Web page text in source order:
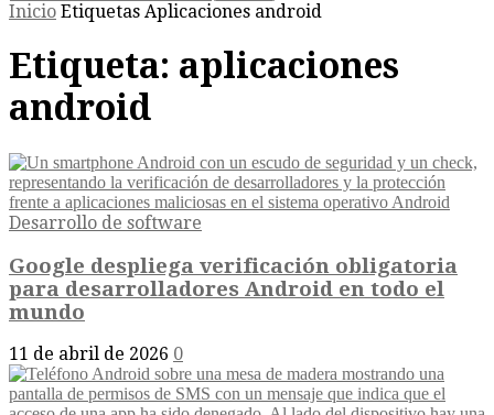
Inicio Etiquetas Aplicaciones android
Etiqueta: aplicaciones
android
Desarrollo de software
Google despliega verificación obligatoria
para desarrolladores Android en todo el
mundo
11 de abril de 2026 0